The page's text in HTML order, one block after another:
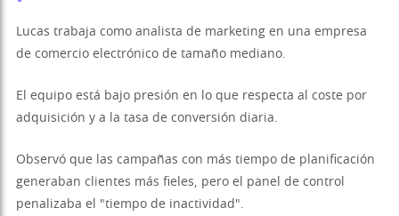
Lucas trabaja como analista de marketing en una empresa
de comercio electrónico de tamaño mediano.
El equipo está bajo presión en lo que respecta al coste por
adquisición y a la tasa de conversión diaria.
Observó que las campañas con más tiempo de planificación
generaban clientes más fieles, pero el panel de control
penalizaba el "tiempo de inactividad".